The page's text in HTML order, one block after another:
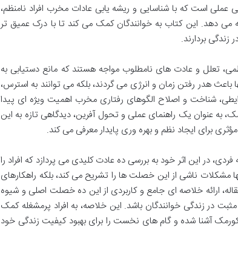
است که با شناسایی و ریشه یابی عادات مخرب افراد نامنظم،
می دهد. این کتاب به خوانندگان کمک می کند تا با درک عمیق تر
بردارند.
تعلل و عادت های نامطلوب مواجه هستند که مانع دستیابی به
هدر رفتن زمان و انرژی می گردند، بلکه می توانند به استرس،
شناخت و اصلاح الگوهای رفتاری مخرب اهمیت ویژه ای پیدا
عنوان یک راهنمای عملی و تحول آفرین، دیدگاهی تازه به این
برای ایجاد نظم و بهره وری پایدار معرفی می کند.
در این اثر خود به بررسی ده عادت کلیدی می پردازد که افراد را
مشکلات ناشی از این خصلت ها را تشریح می کند، بلکه راهکارهای
ارائه خلاصه ای جامع و کاربردی از این ده خصلت اصلی و شیوه
در زندگی خوانندگان باشد. این خلاصه، به افراد پرمشغله کمک
آشنا شده و گام های نخست را برای بهبود کیفیت زندگی خود